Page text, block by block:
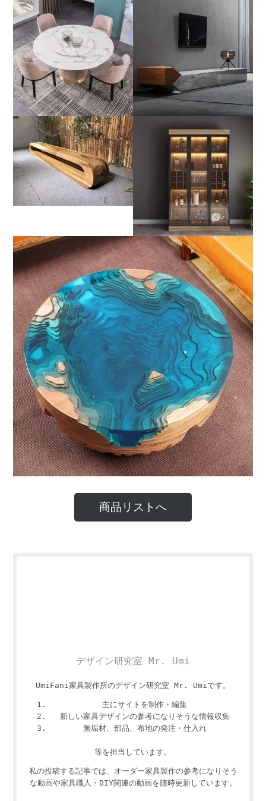
商品リストへ
デザイン研究室 Mr. Umi
UmiFani家具製作所のデザイン研究室 Mr. Umiです。
主にサイトを制作・編集
新しい家具デザインの参考になりそうな情報収集
無垢材、部品、布地の発注・仕入れ
等を担当しています。
私の投稿する記事では、オーダー家具製作の参考になりそう
な動画や家具職人・DIY関連の動画を随時更新しています。